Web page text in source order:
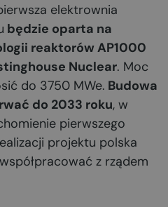
elektrownia
będzie oparta na
reaktorów AP1000
Nuclear. Moc
do 3750 MWe. Budowa
do 2033 roku, w
pierwszego
projektu polska
z rządem